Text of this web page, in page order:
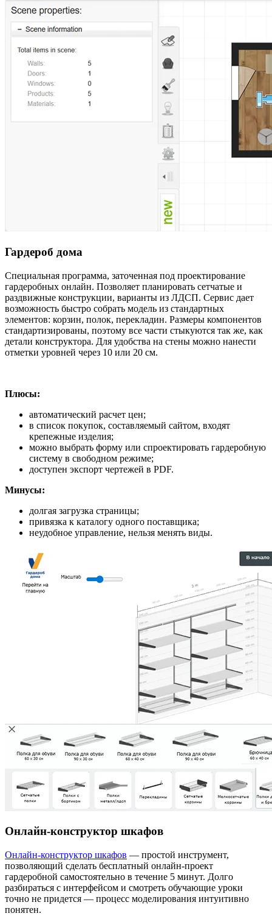
Гардероб дома
Специальная программа, заточенная под проектирование
гардеробных онлайн. Позволяет планировать сетчатые и
раздвижные конструкции, варианты из ЛДСП. Сервис дает
возможность быстро собрать модель из стандартных
элементов: корзин, полок, перекладин. Размеры компонентов
стандартизированы, поэтому все части стыкуются так же, как
детали конструктора. Для удобства на стены можно нанести
отметки уровней через 10 или 20 см.
Плюсы:
автоматический расчет цен;
в список покупок, составляемый сайтом, входят
крепежные изделия;
можно выбрать форму или спроектировать гардеробную
систему в свободном режиме;
доступен экспорт чертежей в PDF.
Минусы:
долгая загрузка страницы;
привязка к каталогу одного поставщика;
неудобное управление, нельзя менять виды.
Онлайн-конструктор шкафов
Онлайн-конструктор шкафов — простой инструмент,
позволяющий сделать бесплатный онлайн-проект
гардеробной самостоятельно в течение 5 минут. Долго
разбираться с интерфейсом и смотреть обучающие уроки
точно не придется — процесс моделирования интуитивно
понятен.